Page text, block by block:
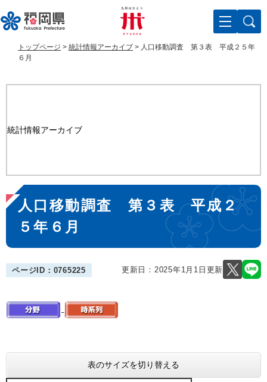
ー
ジ
ニ
ュ
文
トップページ > 統計情報アーカイブ > 人口移動調査 第３表 平成２５年
６月
統計情報アーカイブ
本
文
人口移動調査 第３表 平成２
５年６月
ページID：0765225 更新日：2025年1月1日更新
表のサイズを切り替える